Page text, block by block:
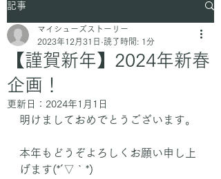
記事
【謹賀新年】2024年新春
企画！
マイシューズストーリー
2023年12月31日 読了時間: 1分
更新日： 2024年1月1日
明けましておめでとうございます。
本年もどうぞよろしくお願い申し上
げます(*´▽｀*)